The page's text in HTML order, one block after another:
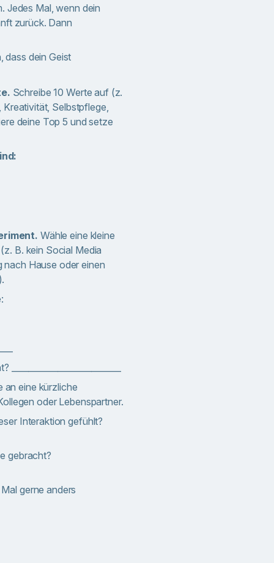
Jedes Mal, wenn dein
zurück. Dann
dass dein Geist
Schreibe 10 Werte auf (z.
Kreativität, Selbstpflege,
deine Top 5 und setze
Wähle eine kleine
B. kein Social Media
nach Hause oder einen
an eine kürzliche
oder Lebenspartner.
Interaktion gefühlt?
gebracht?
gerne anders